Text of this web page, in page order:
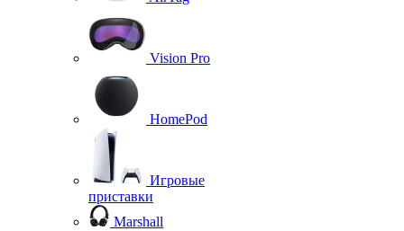
Vision Pro
HomePod
Игровые
приставки
Marshall